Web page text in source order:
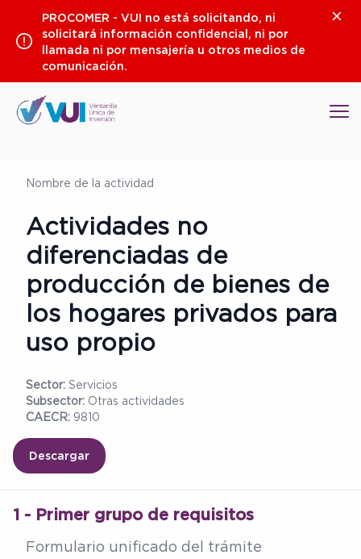
contenido
PROCOMER - VUI no está solicitando, ni
solicitará información confidencial, ni por
llamada ni por mensajería u otros medios de
comunicación.
Nombre de la actividad
Actividades no
diferenciadas de
producción de bienes de
los hogares privados para
uso propio
Sector: Servicios
Subsector: Otras actividades
CAECR: 9810
Descargar
1 - Primer grupo de requisitos
Formulario unificado del trámite